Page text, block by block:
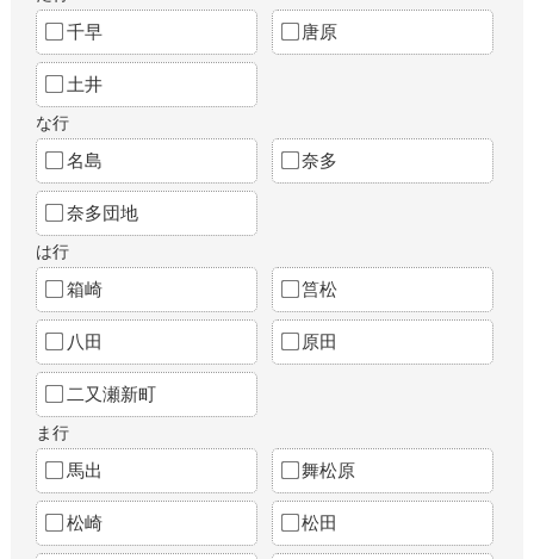
千早 唐原
土井
な行
名島 奈多
奈多団地
は行
箱崎 筥松
八田 原田
二又瀬新町
ま行
馬出 舞松原
松崎 松田